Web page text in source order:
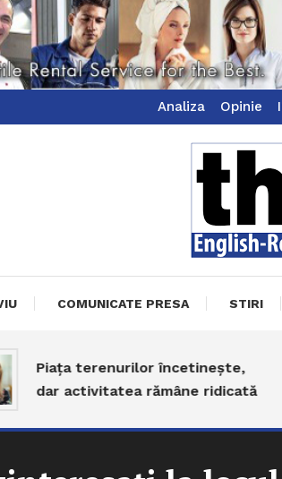
Analiza Opinie
COMUNICATE PRESA STIRI
terenurilor încetinește,
activitatea rămâne ridicată